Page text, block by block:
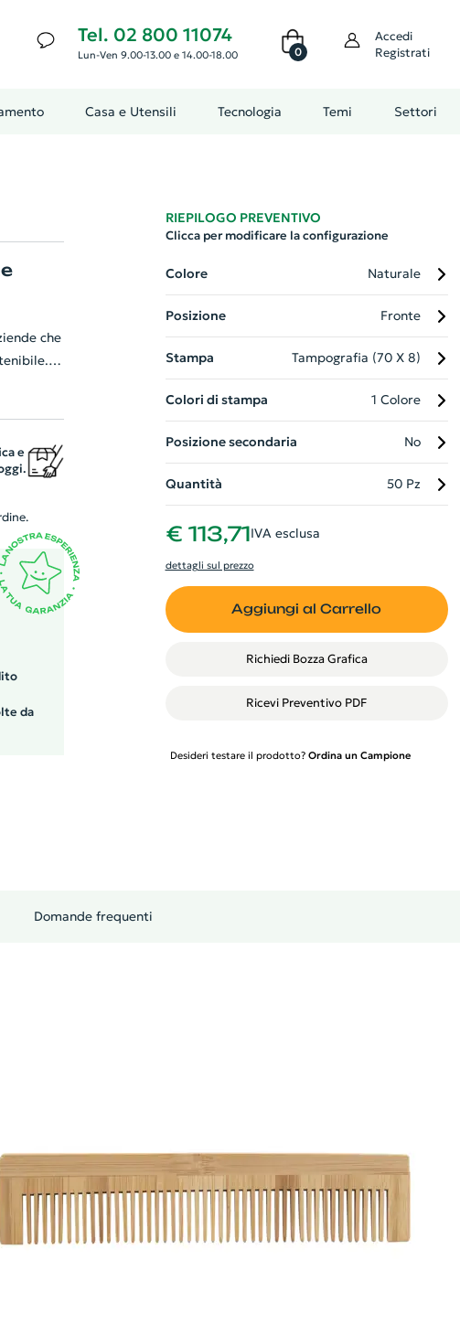
Tel. 02 800 11074
Lun-Ven 9.00-13.00 e 14.00-18.00 0
Accedi
Registrati
Casa e Utensili Tecnologia Temi Settori
che
di
la
e
da
RIEPILOGO PREVENTIVO
Clicca per modificare la configurazione
Colore Naturale
Posizione Fronte
Stampa Tampografia (70 X 8)
Colori di stampa 1 Colore
Posizione secondaria No
Quantità 50 Pz
€ 113,71IVA esclusa
dettagli sul prezzo
Aggiungi al Carrello
Richiedi Bozza Grafica
Ricevi Preventivo PDF
Desideri testare il prodotto? Ordina un Campione
Domande frequenti